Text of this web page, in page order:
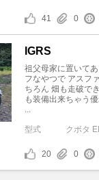
41 0
IGRS
祖父母家に置いて
フなやつで アスフ
ちろん 畑も走破で
も装備出来ちゃう
...
型式 クボタ
20 0